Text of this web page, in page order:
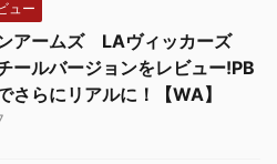
ュー
アームズ LAヴィッカーズ
ールバージョンをレビュー!PB
さらにリアルに！【WA】